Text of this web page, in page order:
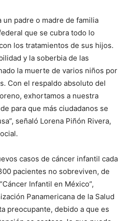
un padre o madre de familia
que se cubra todo lo
los tratamientos de sus hijos.
y la soberbia de las
la muerte de varios niños por
Con el respaldo absoluto del
exhortamos a nuestra
para que más ciudadanos se
señaló Lorena Piñón Rivera,
casos de cáncer infantil cada
pacientes no sobreviven, de
Infantil en México”,
Panamericana de la Salud
preocupante, debido a que es